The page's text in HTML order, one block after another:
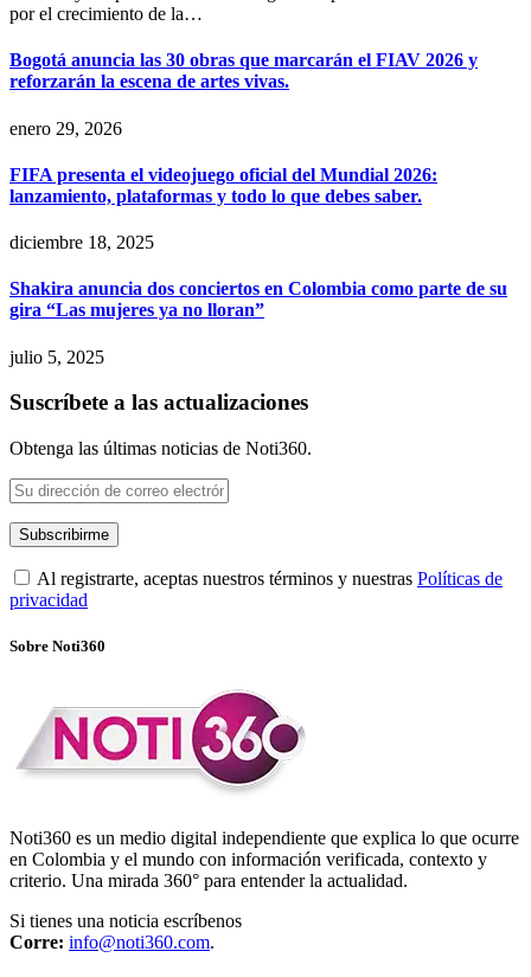
por el crecimiento de la…
Bogotá anuncia las 30 obras que marcarán el FIAV 2026 y
reforzarán la escena de artes vivas.
enero 29, 2026
FIFA presenta el videojuego oficial del Mundial 2026:
lanzamiento, plataformas y todo lo que debes saber.
diciembre 18, 2025
Shakira anuncia dos conciertos en Colombia como parte de su
gira “Las mujeres ya no lloran”
julio 5, 2025
Suscríbete a las actualizaciones
Obtenga las últimas noticias de Noti360.
Al registrarte, aceptas nuestros términos y nuestras Políticas de
privacidad
Sobre Noti360
Noti360 es un medio digital independiente que explica lo que ocurre
en Colombia y el mundo con información verificada, contexto y
criterio. Una mirada 360° para entender la actualidad.
Si tienes una noticia escríbenos
Corre: info@noti360.com.